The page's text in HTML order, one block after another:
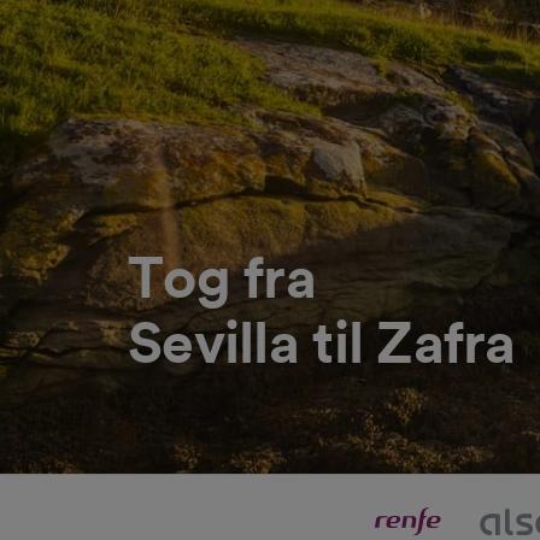
Tog fra
Sevilla til Zafra